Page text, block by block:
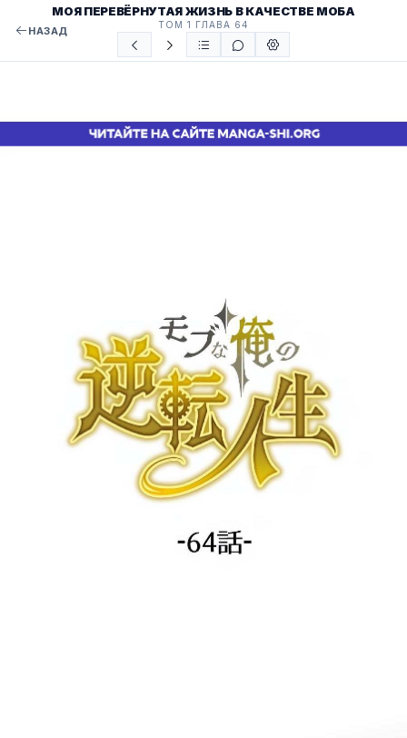
НАЗАД
МОЯ ПЕРЕВЁРНУТАЯ ЖИЗНЬ В КАЧЕСТВЕ МОБА
ТОМ 1 ГЛАВА 64